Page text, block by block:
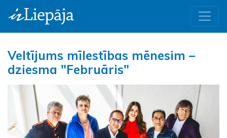
Veltījums mīlestības mēnesim –
dziesma "Februāris"